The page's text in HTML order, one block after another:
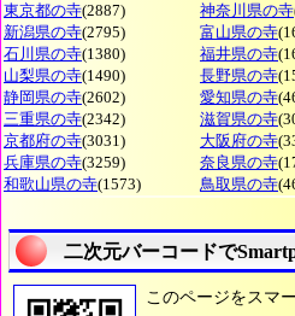
東京都の寺(2887) 神奈川県の寺
新潟県の寺(2795) 富山県の寺
石川県の寺(1380) 福井県の寺
山梨県の寺(1490) 長野県の寺
静岡県の寺(2602) 愛知県の寺
三重県の寺(2342) 滋賀県の寺
京都府の寺(3031) 大阪府の寺
兵庫県の寺(3259) 奈良県の寺
和歌山県の寺(1573) 鳥取県の寺
二次元バーコードで
このページをスマ